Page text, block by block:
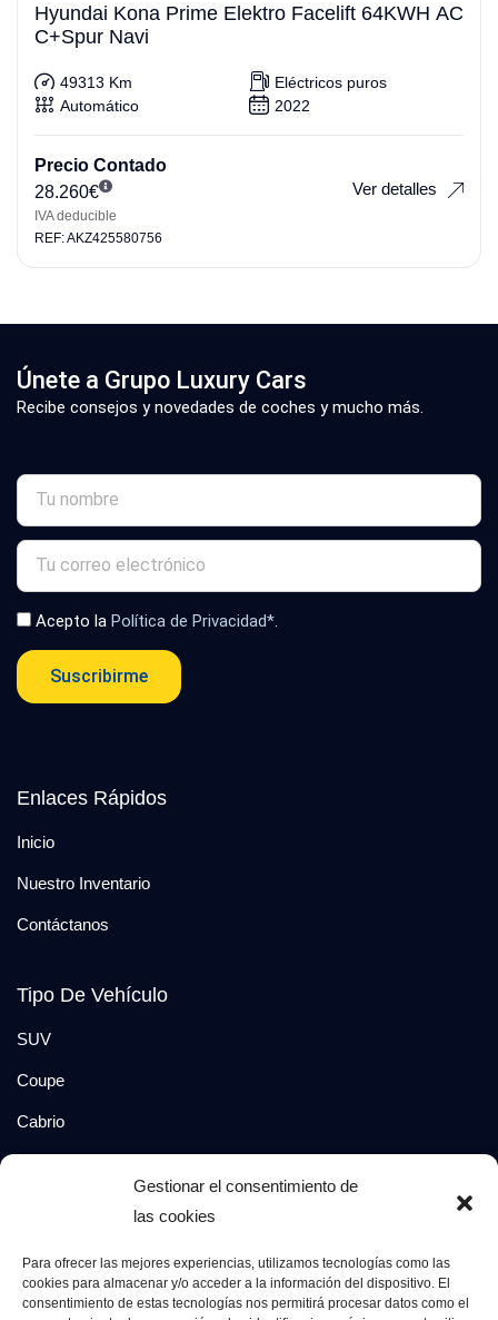
Gestionar el consentimiento de
las cookies
Para ofrecer las mejores experiencias, utilizamos tecnologías como las
cookies para almacenar y/o acceder a la información del dispositivo. El
consentimiento de estas tecnologías nos permitirá procesar datos como el
Hyundai Kona Prime Elektro Facelift 64KWH AC
C+Spur Navi
49313 Km
Eléctricos puros
Automático
2022
Precio Contado
28.260€
IVA deducible
Ver detalles
REF: AKZ425580756
Únete a Grupo Luxury Cars
Recibe consejos y novedades de coches y mucho más.
Acepto la Política de Privacidad*.
Suscribirme
Enlaces Rápidos
Inicio
Nuestro Inventario
Contáctanos
Tipo De Vehículo
SUV
Coupe
Cabrio